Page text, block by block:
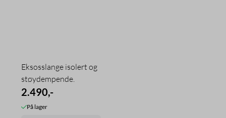
Eksosslange isolert og
støydempende.
2.490,-
På lager